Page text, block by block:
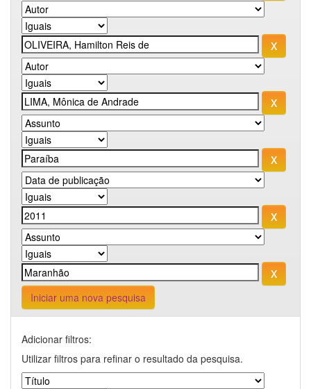
Iniciar uma nova pesquisa
Adicionar filtros:
Utilizar filtros para refinar o resultado da pesquisa.